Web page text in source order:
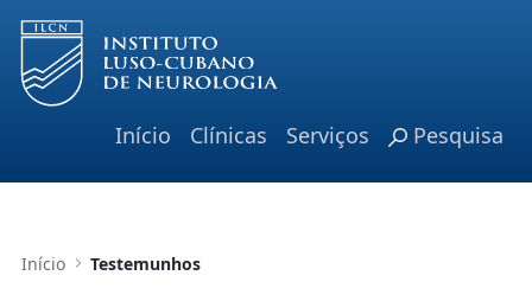
Skip to Main Content
Início Clínicas Serviços Pesquisa
Início Testemunhos